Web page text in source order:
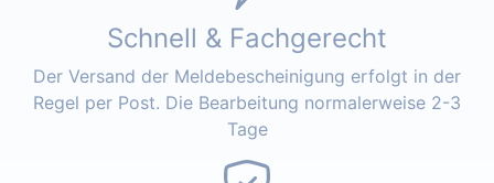
Schnell & Fachgerecht
Der Versand der Meldebescheinigung erfolgt in der
Regel per Post. Die Bearbeitung normalerweise 2-3
Tage